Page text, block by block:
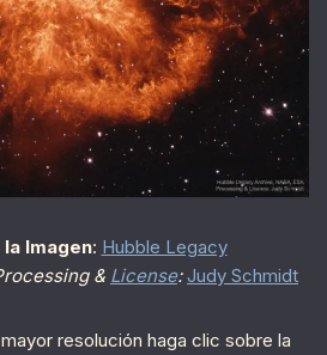
Imagen: Hubble Legacy
& License:Judy Schmidt
resolución haga clic sobre la